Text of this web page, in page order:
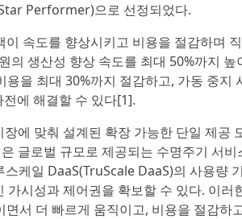
Performer)으로 선정되었다.
속도를 향상시키고 비용을 절감하며
의 생산성 향상 속도를 최대 50%까지 높
을 최대 30%까지 절감하고, 가동 중지
에 해결할 수 있다[1].
에 맞춰 설계된 확장 가능한 단일 제공
글로벌 규모로 제공되는 수명주기 서비
케일 DaaS(TruScale DaaS)의 사용량
시성과 제어권을 확보할 수 있다. 이러
서 더 빠르게 움직이고, 비용을 절감하